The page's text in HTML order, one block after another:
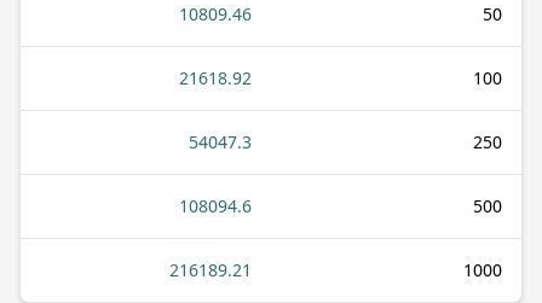
50
10809.46
100
21618.92
250
54047.3
500
108094.6
1000
216189.21